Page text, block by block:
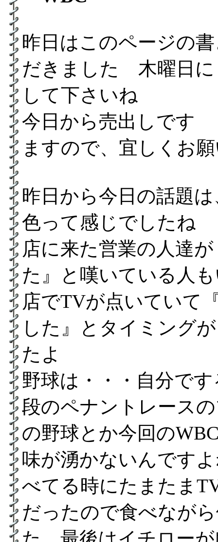
昨日はこのページの
だきました 木曜日に
して下さいね
今日から売出しです
ますので、宜しくお
昨日から今日の話題
色って感じでしたね
店に来た営業の人達
た』と嘆いている人
店でTVが点いていて
した』とタイミング
たよ
野球は・・・自分で
段のペナントレース
の野球とか今回の
味が湧かないんです
べてる時にたまたま
だったので食べなが